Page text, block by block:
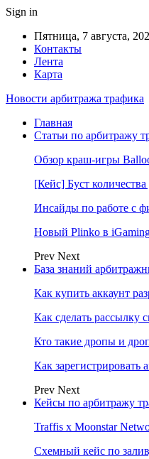
Sign in
Пятница, 7 августа,
Контакты
Лента
Карта
Новости арбитража трафика
Главная
Статьи по арбитражу
Обзор краш-игры
[Кейс] Буст
Инсайды по работе с
Новый Plinko в
Prev Next
База знаний
Как купить аккаунт
Как сделать
Кто такие дропы и
Как зарегистрировать
Prev Next
Кейсы по арбитражу
Traffis x Moonstar
Схемный кейс по